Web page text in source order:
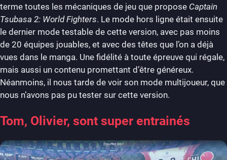
terme toutes les mécaniques de jeu que propose Captain
Tsubasa 2: World Fighters. Le mode hors ligne était ensuite
le dernier mode testable de cette version, avec pas moins
de 20 équipes jouables, et avec des têtes que l’on a déjà
vues dans le manga. Une fidélité à toute épreuve qui régale,
mais aussi un contenu promettant d’être généreux.
Néanmoins, il nous tarde de voir son mode multijoueur, que
nous n’avons pas pu tester sur cette version.
Tom, Olivier, sont super entrainés